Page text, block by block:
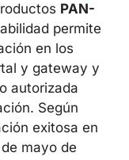
(CVSS 7.8) en
Access. La
eludir la
establecer
con la red
Rapid7, se
en